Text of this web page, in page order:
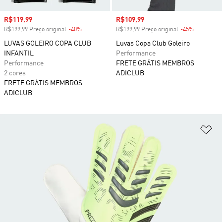
Preço com desconto
R$119,99
R$199,99 Preço original -40%
LUVAS GOLEIRO COPA CLUB
INFANTIL
Performance
2 cores
FRETE GRÁTIS MEMBROS
ADICLUB
Preço com desconto
R$109,99
R$199,99 Preço original -45%
Luvas Copa Club Goleiro
Performance
FRETE GRÁTIS MEMBROS
ADICLUB